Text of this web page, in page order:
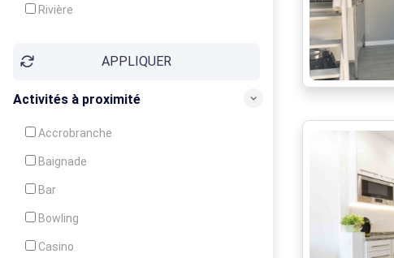
Rivière
APPLIQUER
Activités à proximité
Accrobranche
Baignade
Bar
Bowling
Casino